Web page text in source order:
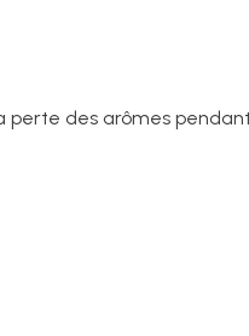
perte des arômes